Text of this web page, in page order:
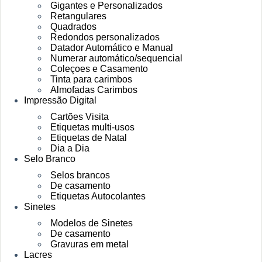
Gigantes e Personalizados
Retangulares
Quadrados
Redondos personalizados
Datador Automático e Manual
Numerar automático/sequencial
Coleçoes e Casamento
Tinta para carimbos
Almofadas Carimbos
Impressão Digital
Cartões Visita
Etiquetas multi-usos
Etiquetas de Natal
Dia a Dia
Selo Branco
Selos brancos
De casamento
Etiquetas Autocolantes
Sinetes
Modelos de Sinetes
De casamento
Gravuras em metal
Lacres